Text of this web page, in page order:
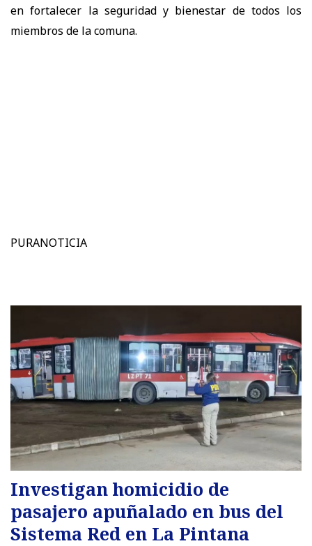
en fortalecer la seguridad y bienestar de todos los
miembros de la comuna.
PURANOTICIA
Investigan homicidio de
pasajero apuñalado en bus del
Sistema Red en La Pintana